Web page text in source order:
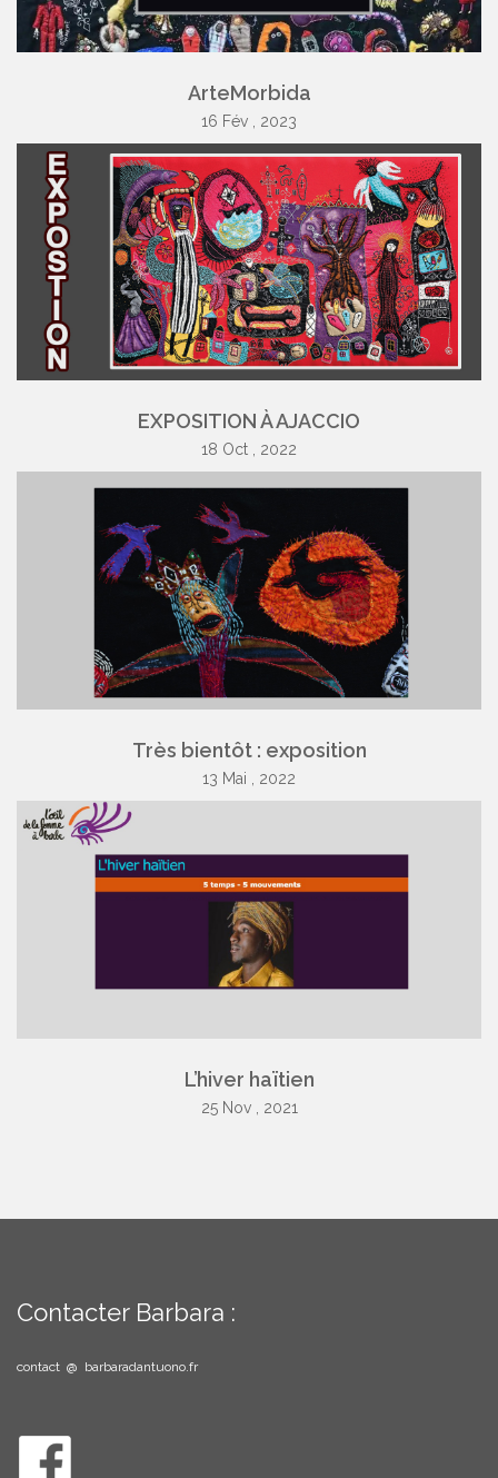
ArteMorbida
16 Fév , 2023
EXPOSITION À AJACCIO
18 Oct , 2022
Très bientôt : exposition
13 Mai , 2022
L’hiver haïtien
25 Nov , 2021
Contacter Barbara :
contact @ barbaradantuono.fr